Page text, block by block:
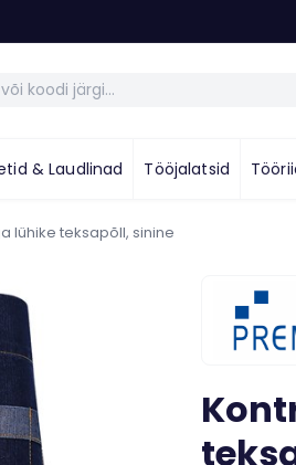
& Laudlinad Tööjalatsid
lühike teksapõll, sinine